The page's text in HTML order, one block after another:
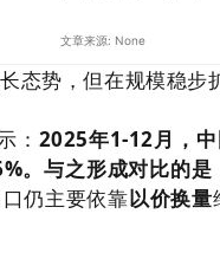
文章来源: None
态势，但在规模稳步
： 2025年1-12月，
。与之形成对比的
仍主要依靠以价换量